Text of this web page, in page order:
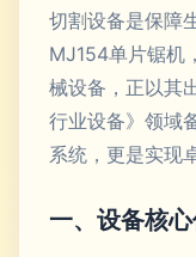
切割设备是保障
MJ154单片锯机
械设备，正以其
行业设备》领域
系统，更是实现
一、设备核